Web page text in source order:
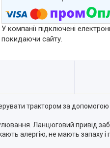
У компанії підключені
покидаючи сайту.
трактором за
Ланцюговий привід
алергію, не мають запаху